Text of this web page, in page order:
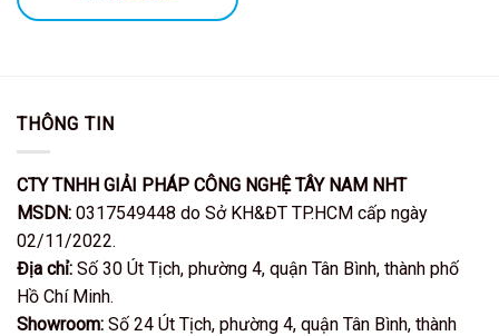
là:
tại
THÔNG TIN
CTY TNHH GIẢI PHÁP CÔNG NGHỆ TÂY NAM NHT
MSDN: 0317549448 do Sở KH&ĐT TP.HCM cấp ngày
02/11/2022.
Địa chỉ: Số 30 Út Tịch, phường 4, quận Tân Bình, thành phố
Hồ Chí Minh.
Showroom: Số 24 Út Tịch, phường 4, quận Tân Bình, thành